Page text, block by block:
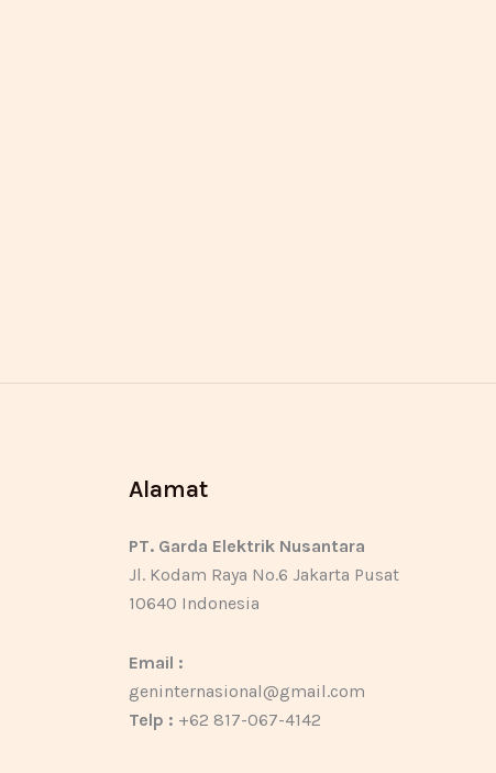
Alamat
PT. Garda Elektrik Nusantara
Jl. Kodam Raya No.6 Jakarta Pusat
10640 Indonesia
Email :
geninternasional@gmail.com
Telp : +62 817-067-4142